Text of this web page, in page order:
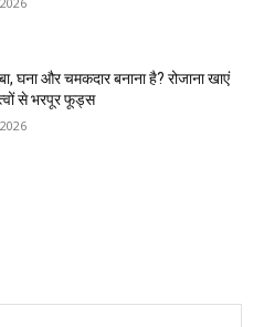
घना और चमकदार बनाना है? रोजाना खाएं
से भरपूर फूड्स